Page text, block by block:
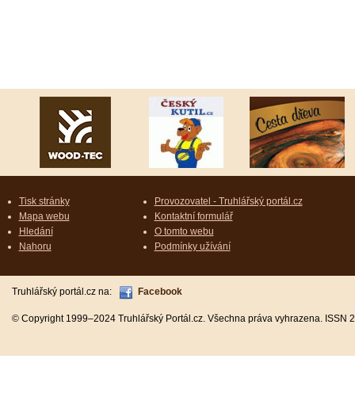
Tisk stránky
Mapa webu
Hledání
Nahoru
Provozovatel - Truhlářský portál.cz
Kontaktní formulář
O tomto webu
Podmínky užívání
Truhlářský portál.cz na: Facebook
© Copyright 1999–2024 Truhlářský Portál.cz. Všechna práva vyhrazena.